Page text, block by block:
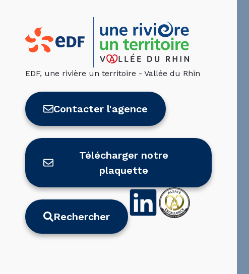
EDF, une rivière un territoire - Vallée du Rhin
Contacter l'agence
Télécharger notre
plaquette
Rechercher